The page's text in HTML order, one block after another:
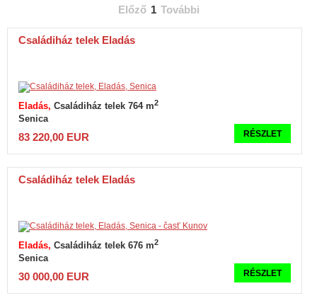
Előző 1 További
Családiház telek Eladás
Eladás Családiház telek 764 m2
Senica
RÉSZLET
83 220,00 EUR
Családiház telek Eladás
Eladás Családiház telek 676 m2
Senica
RÉSZLET
30 000,00 EUR